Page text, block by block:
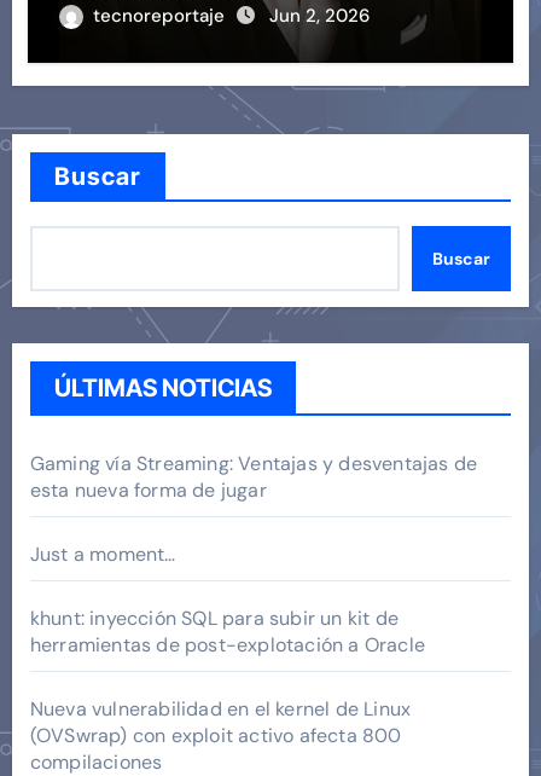
tecnoreportaje Jun 2, 2026
Buscar
Buscar
ÚLTIMAS NOTICIAS
Gaming vía Streaming: Ventajas y desventajas de
esta nueva forma de jugar
Just a moment…
khunt: inyección SQL para subir un kit de
herramientas de post-explotación a Oracle
Nueva vulnerabilidad en el kernel de Linux
(OVSwrap) con exploit activo afecta 800
compilaciones